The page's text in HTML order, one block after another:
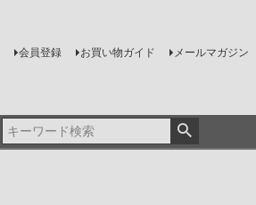
会員登録 お買い物ガイド メールマガジン